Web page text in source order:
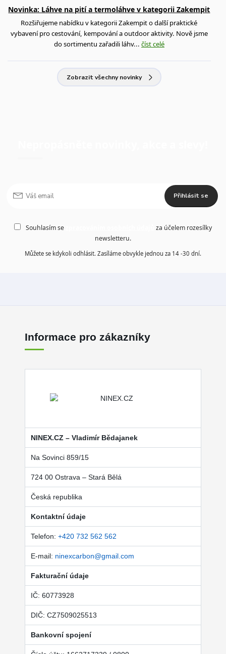
Novinka: Láhve na pití a termoláhve v kategorii Zakempit
Rozšiřujeme nabídku v kategorii Zakempit o další praktické
vybavení pro cestování, kempování a outdoor aktivity. Nově jsme
do sortimentu zařadili láhv... číst celé
Zobrazit všechny novinky
Přihlásit se
Souhlasím se
za účelem rozesílky
newsletteru.
Můžete se kdykoli odhlásit. Zasíláme obvykle jednou za 14 -30 dní.
Informace pro zákazníky
NINEX.CZ – Vladimír Bědajanek
Na Sovinci 859/15
724 00 Ostrava – Stará Bělá
Česká republika
Kontaktní údaje
Telefon: +420 732 562 562
E-mail: ninexcarbon@gmail.com
Fakturační údaje
IČ: 60773928
DIČ: CZ7509025513
Bankovní spojení